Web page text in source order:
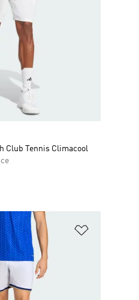
Club Tennis Climacool
favoris